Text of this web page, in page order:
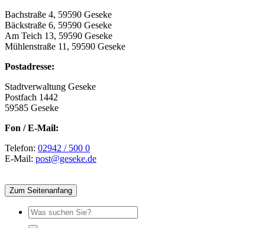
Bachstraße 4, 59590 Geseke
Bäckstraße 6, 59590 Geseke
Am Teich 13, 59590 Geseke
Mühlenstraße 11, 59590 Geseke
Postadresse:
Stadtverwaltung Geseke
Postfach 1442
59585 Geseke
Fon / E-Mail:
Telefon: 02942 / 500 0
E-Mail: post@geseke.de
Zum Seitenanfang